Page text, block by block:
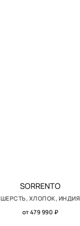
SORRENTO
ШЕРСТЬ, ХЛОПОК, ИНДИЯ
от 479 990 ₽